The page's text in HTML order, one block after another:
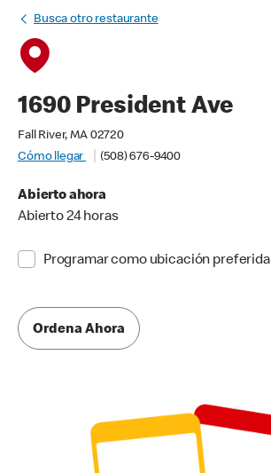
Busca otro restaurante
1690 President Ave
Fall River, MA 02720
Cómo llegar
(508) 676-9400
Abierto ahora
Abierto 24 horas
Programar como ubicación preferida
Ordena Ahora